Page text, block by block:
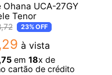
Ohana UCA-27GY
Tenor
,72 23%OFF
,29 à vista
,75em 18x de
cartão de crédito